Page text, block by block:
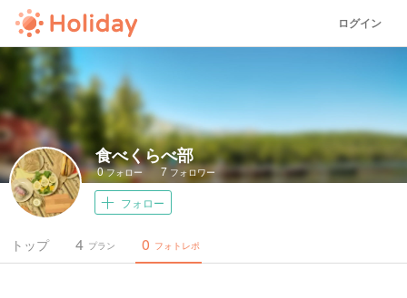
ログイン
食べくらべ部
0フォロー 7 フォロワー
フォロー
トップ プラン
4 フォトレポ
0